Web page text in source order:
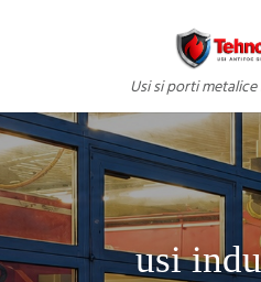
Usi si porti
usi